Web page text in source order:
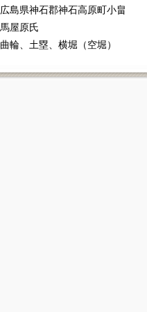
広島県神石郡神石高原町小畠
馬屋原氏
曲輪、土塁、横堀（空堀）